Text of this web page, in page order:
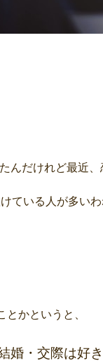
んだけれど最近
ている人が多いわ
とかというと、
婚・交際は好